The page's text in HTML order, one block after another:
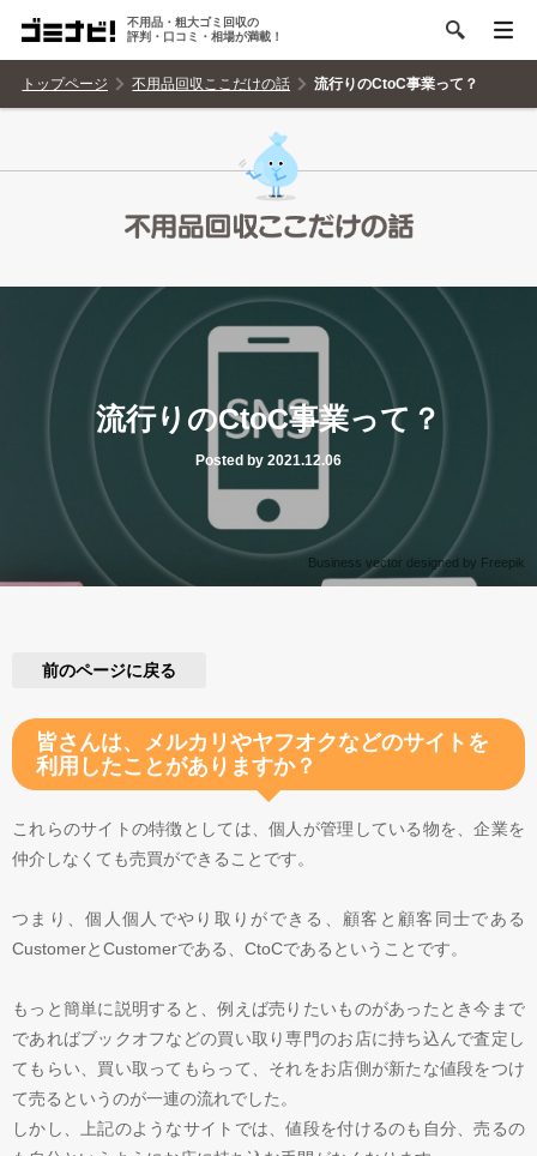
不用品・粗大ゴミ回収の
評判・口コミ・相場が満載！
トップページ 不用品回収ここだけの話 流行りのCtoC事業って？
流行りのCtoC事業って？
Posted by 2021.12.06
Business vector designed by Freepik
前のページに戻る
皆さんは、メルカリやヤフオクなどのサイトを
利用したことがありますか？
これらのサイトの特徴としては、個人が管理している物を、企業を
仲介しなくても売買ができることです。
つまり、個人個人でやり取りができる、顧客と顧客同士である
CustomerとCustomerである、CtoCであるということです。
もっと簡単に説明すると、例えば売りたいものがあったとき今まで
であればブックオフなどの買い取り専門のお店に持ち込んで査定し
てもらい、買い取ってもらって、それをお店側が新たな値段をつけ
て売るというのが一連の流れでした。
しかし、上記のようなサイトでは、値段を付けるのも自分、売るの